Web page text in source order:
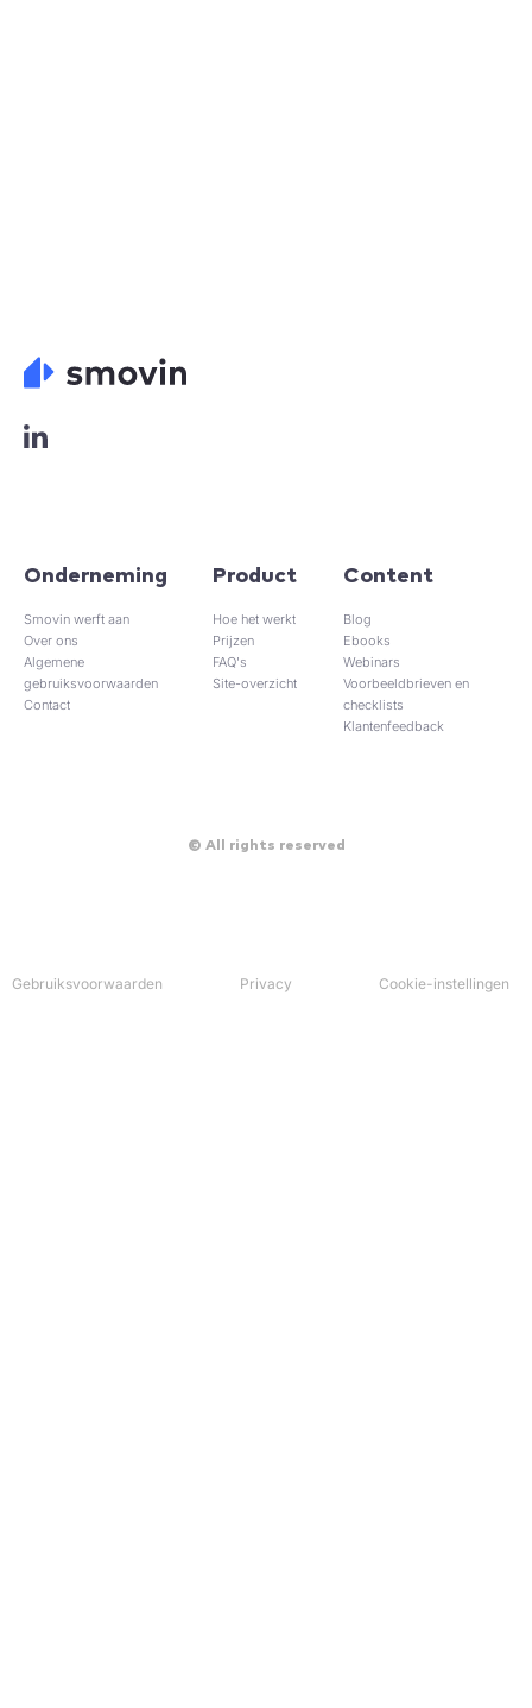
L
n
e
d
i
n
Onderneming
Smovin werft aan
Over ons
Algemene
gebruiksvoorwaarden
Contact
Product
Hoe het werkt
Prijzen
FAQ's
Site-overzicht​
Content
Blog
Ebooks
Webinars
Voorbeeldbrieven en
checklists
Klantenfeedback
© All rights reserved
Gebruiksvoorwaarden Privacy Cookie-instellingen